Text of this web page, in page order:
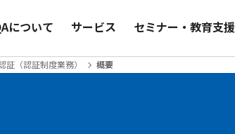
について サービス セミナー・教育支援
証（認証制度業務） 概要